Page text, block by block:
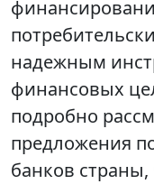
надежным
финансовых
подробно
предложения
банков